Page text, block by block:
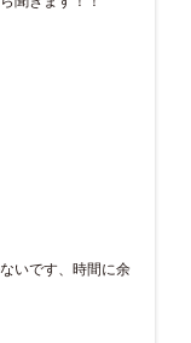
いです、時間に余